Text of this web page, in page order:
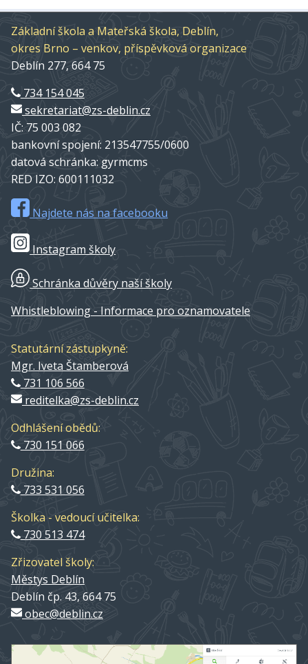
Základní škola a Mateřská škola, Deblín,
okres Brno – venkov, příspěvková organizace
Deblín 277, 664 75
734 154 045
sekretariat@zs-deblin.cz
IČ: 75 003 082
bankovní spojení: 213547755/0600
datová schránka: gyrmcms
RED IZO: 600111032
Najdete nás na facebooku
Instagram školy
Schránka důvěry naší školy
Whistleblowing - Informace pro oznamovatele
Statutární zástupkyně:
Mgr. Iveta Štamberová
731 106 566
reditelka@zs-deblin.cz
Odhlášení obědů:
730 151 066
Družina:
733 531 056
Školka - vedoucí učitelka:
730 513 474
Zřizovatel školy:
Městys Deblín
Deblín čp. 43, 664 75
obec@deblin.cz